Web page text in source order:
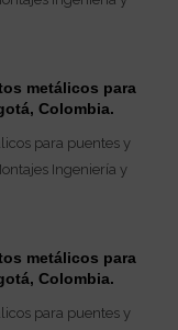
metálicos para
Colombia.
metálicos para
Colombia.